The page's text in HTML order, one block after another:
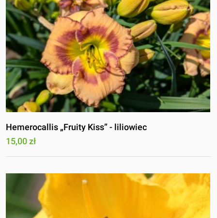
Hemerocallis „Fruity Kiss” - liliowiec
15,00 zł